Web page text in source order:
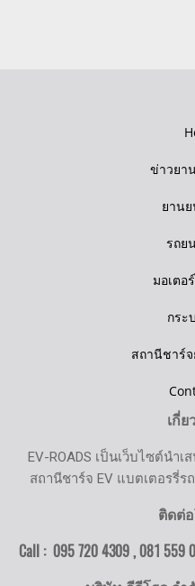
ข่าวยา
ยาน
รถย
มอเตอ
กระ
สถานีชาร์
เกี่ย
EV-ROADS เป็นเว็บไซต์น
สถานีชาร์จ EV แบตเตอรรี่
ติดต่
Call : 095 720 4309 , 081 559